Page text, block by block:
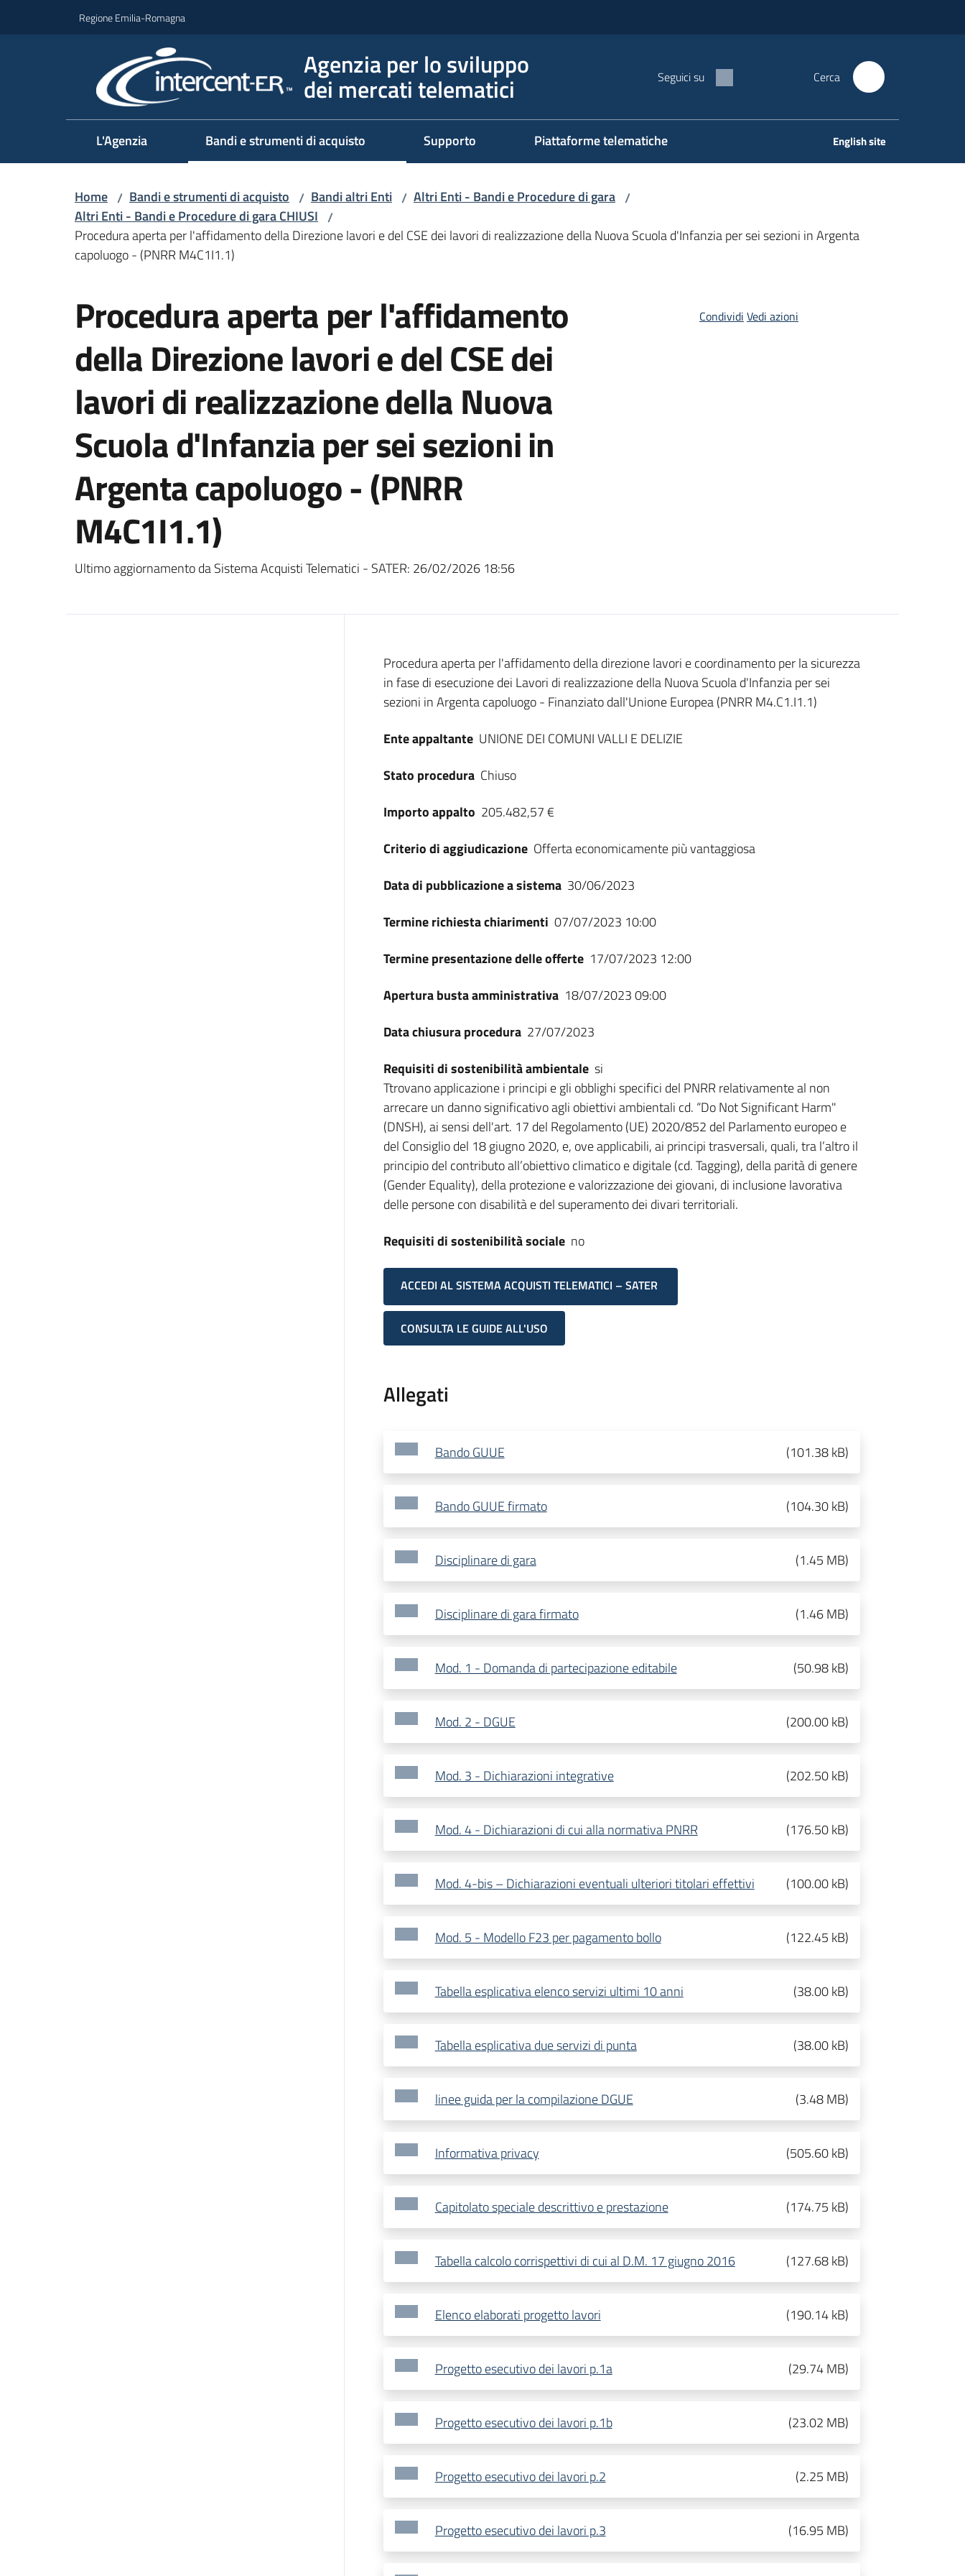
Regione Emilia-Romagna
Agenzia per lo sviluppo
dei mercati telematici Seguici su Cerca
L'Agenzia Bandi e strumenti di acquisto Supporto Piattaforme telematiche English site
Home / Bandi e strumenti di acquisto / Bandi altri Enti / Altri Enti - Bandi e Procedure di gara /
Altri Enti - Bandi e Procedure di gara CHIUSI /
Procedura aperta per l'affidamento della Direzione lavori e del CSE dei lavori di realizzazione della Nuova Scuola d'Infanzia per sei sezioni in Argenta
capoluogo - (PNRR M4C1I1.1)
Procedura aperta per l'affidamento
della Direzione lavori e del CSE dei
lavori di realizzazione della Nuova
Scuola d'Infanzia per sei sezioni in
Argenta capoluogo - (PNRR
M4C1I1.1)
Ultimo aggiornamento da Sistema Acquisti Telematici - SATER: 26/02/2026 18:56
Condividi Vedi azioni
Dati del bando
Procedura aperta per l'affidamento della direzione lavori e coordinamento per la sicurezza
in fase di esecuzione dei Lavori di realizzazione della Nuova Scuola d'Infanzia per sei
sezioni in Argenta capoluogo - Finanziato dall'Unione Europea (PNRR M4.C1.I1.1)
Ente appaltante UNIONE DEI COMUNI VALLI E DELIZIE
Stato procedura Chiuso
Importo appalto 205.482,57 €
Criterio di aggiudicazione Offerta economicamente più vantaggiosa
Data di pubblicazione a sistema 30/06/2023
Termine richiesta chiarimenti 07/07/2023 10:00
Termine presentazione delle offerte 17/07/2023 12:00
Apertura busta amministrativa 18/07/2023 09:00
Data chiusura procedura 27/07/2023
Requisiti di sostenibilità ambientale si
Ttrovano applicazione i principi e gli obblighi specifici del PNRR relativamente al non
arrecare un danno significativo agli obiettivi ambientali cd. “Do Not Significant Harm"
(DNSH), ai sensi dell'art. 17 del Regolamento (UE) 2020/852 del Parlamento europeo e
del Consiglio del 18 giugno 2020, e, ove applicabili, ai principi trasversali, quali, tra l’altro il
principio del contributo all’obiettivo climatico e digitale (cd. Tagging), della parità di genere
(Gender Equality), della protezione e valorizzazione dei giovani, di inclusione lavorativa
delle persone con disabilità e del superamento dei divari territoriali.
Requisiti di sostenibilità sociale no
ACCEDI AL SISTEMA ACQUISTI TELEMATICI – SATER
CONSULTA LE GUIDE ALL'USO
Allegati
Bando GUUE (101.38 kB)
Bando GUUE firmato (104.30 kB)
Disciplinare di gara (1.45 MB)
Disciplinare di gara firmato (1.46 MB)
Mod. 1 - Domanda di partecipazione editabile (50.98 kB)
Mod. 2 - DGUE (200.00 kB)
Mod. 3 - Dichiarazioni integrative (202.50 kB)
Mod. 4 - Dichiarazioni di cui alla normativa PNRR (176.50 kB)
Mod. 4-bis – Dichiarazioni eventuali ulteriori titolari effettivi (100.00 kB)
Mod. 5 - Modello F23 per pagamento bollo (122.45 kB)
Tabella esplicativa elenco servizi ultimi 10 anni (38.00 kB)
Tabella esplicativa due servizi di punta (38.00 kB)
linee guida per la compilazione DGUE (3.48 MB)
Informativa privacy (505.60 kB)
Capitolato speciale descrittivo e prestazione (174.75 kB)
Tabella calcolo corrispettivi di cui al D.M. 17 giugno 2016 (127.68 kB)
Elenco elaborati progetto lavori (190.14 kB)
Progetto esecutivo dei lavori p.1a (29.74 MB)
Progetto esecutivo dei lavori p.1b (23.02 MB)
Progetto esecutivo dei lavori p.2 (2.25 MB)
Progetto esecutivo dei lavori p.3 (16.95 MB)